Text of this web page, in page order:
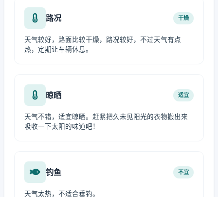
路况 干燥
天气较好，路面比较干燥，路况较好，不过天气有点
热，定期让车辆休息。
晾晒 适宜
天气不错，适宜晾晒。赶紧把久未见阳光的衣物搬出来
吸收一下太阳的味道吧！
钓鱼 不宜
天气太热，不适合垂钓。